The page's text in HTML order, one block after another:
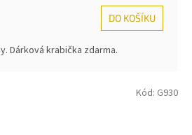
DO KOŠÍKU
Dárková krabička zdarma.
Kód: G930